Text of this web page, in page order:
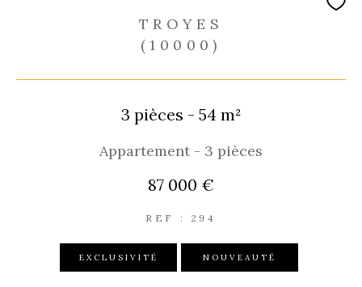
TROYES
(10000)
3 pièces - 54 m²
Appartement - 3 pièces
87 000 €
REF : 294
EXCLUSIVITÉ NOUVEAUTÉ